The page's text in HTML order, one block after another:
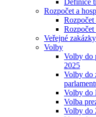
Definice
Rozpočet a
Rozpočet
Veřejné zakázky
Volby
Volby do
2025
Volby do
Volby do
Volba
Volby do